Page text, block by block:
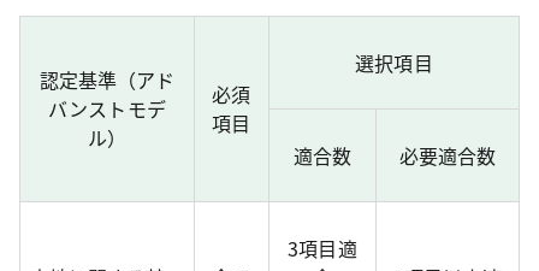
認定基準（アド
バンストモデ
ル）
必須
項目
選択項目
適合数 必要適合数
3項目適